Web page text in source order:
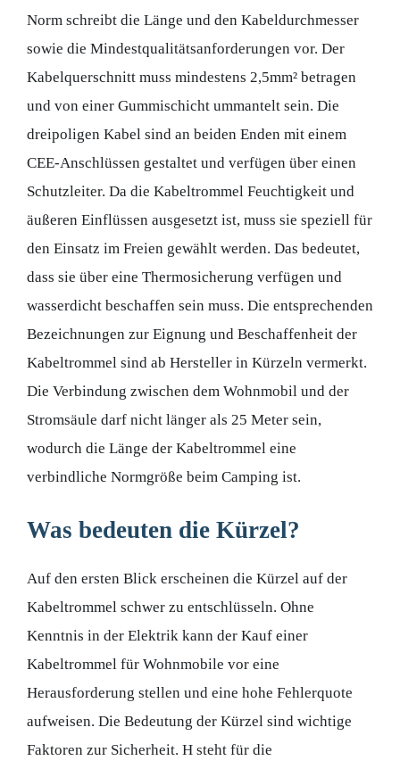
Norm schreibt die Länge und den Kabeldurchmesser
sowie die Mindestqualitätsanforderungen vor. Der
Kabelquerschnitt muss mindestens 2,5mm² betragen
und von einer Gummischicht ummantelt sein. Die
dreipoligen Kabel sind an beiden Enden mit einem
CEE-Anschlüssen gestaltet und verfügen über einen
Schutzleiter. Da die Kabeltrommel Feuchtigkeit und
äußeren Einflüssen ausgesetzt ist, muss sie speziell für
den Einsatz im Freien gewählt werden. Das bedeutet,
dass sie über eine Thermosicherung verfügen und
wasserdicht beschaffen sein muss. Die entsprechenden
Bezeichnungen zur Eignung und Beschaffenheit der
Kabeltrommel sind ab Hersteller in Kürzeln vermerkt.
Die Verbindung zwischen dem Wohnmobil und der
Stromsäule darf nicht länger als 25 Meter sein,
wodurch die Länge der Kabeltrommel eine
verbindliche Normgröße beim Camping ist.
Was bedeuten die Kürzel?
Auf den ersten Blick erscheinen die Kürzel auf der
Kabeltrommel schwer zu entschlüsseln. Ohne
Kenntnis in der Elektrik kann der Kauf einer
Kabeltrommel für Wohnmobile vor eine
Herausforderung stellen und eine hohe Fehlerquote
aufweisen. Die Bedeutung der Kürzel sind wichtige
Faktoren zur Sicherheit. H steht für die